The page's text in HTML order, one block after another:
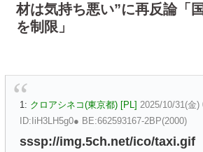
材は気持ち悪い”に再反論「
を制限」
1: クロアシネコ(東京都) [PL] 2025/10/31(金)
ID:IiH3LH5g0● BE:662593167-2BP(2000)
sssp://img.5ch.net/ico/taxi.gif